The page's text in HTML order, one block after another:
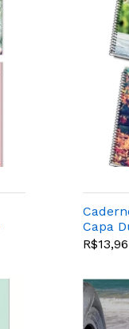
Capa
R$13,96